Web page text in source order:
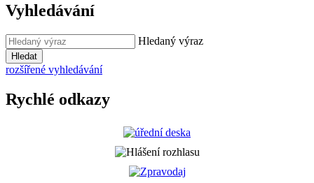
Vyhledávání
Hledaný výraz
Hledat
rozšířené vyhledávání
Rychlé odkazy